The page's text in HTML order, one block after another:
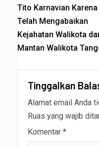
Tito Karnavian Karena
Telah Mengabaikan
Kejahatan Walikota
Mantan Walikota
Tinggalkan
Alamat email Anda
Ruas yang wajib
Komentar *